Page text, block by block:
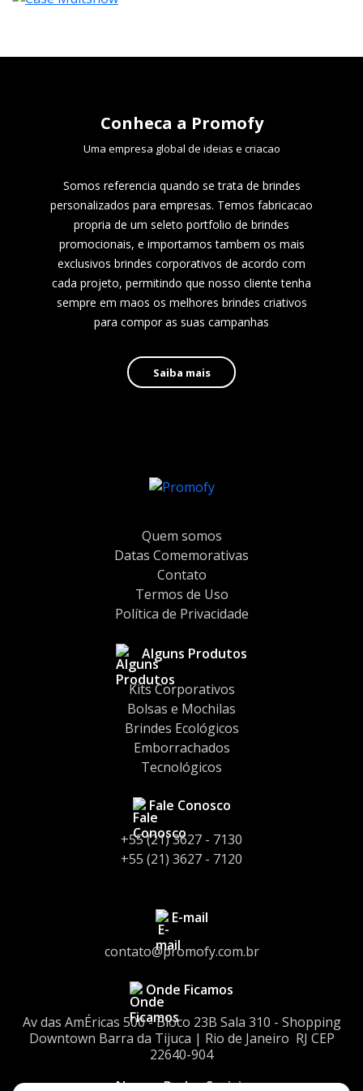
Conheca a Promofy
Uma empresa global de ideias e criacao
Somos referencia quando se trata de brindes
personalizados para empresas. Temos fabricacao
propria de um seleto portfolio de brindes
promocionais, e importamos tambem os mais
exclusivos brindes corporativos de acordo com
cada projeto, permitindo que nosso cliente tenha
sempre em maos os melhores brindes criativos
para compor as suas campanhas
Saiba mais
Quem somos
Datas Comemorativas
Contato
Termos de Uso
Política de Privacidade
Alguns Produtos
Kits Corporativos
Bolsas e Mochilas
Brindes Ecológicos
Emborrachados
Tecnológicos
Fale Conosco
+55 (21) 3627 - 7130
+55 (21) 3627 - 7120
E-mail
contato@promofy.com.br
Onde Ficamos
Av das AmÉricas 500 - Bloco 23Bㅤㅤ Sala 310 - Shopping
Downtownㅤㅤ Barra da Tijuca | Rio de Janeiro ㅤㅤ RJ CEP
22640-904
Nossas Redes Sociais